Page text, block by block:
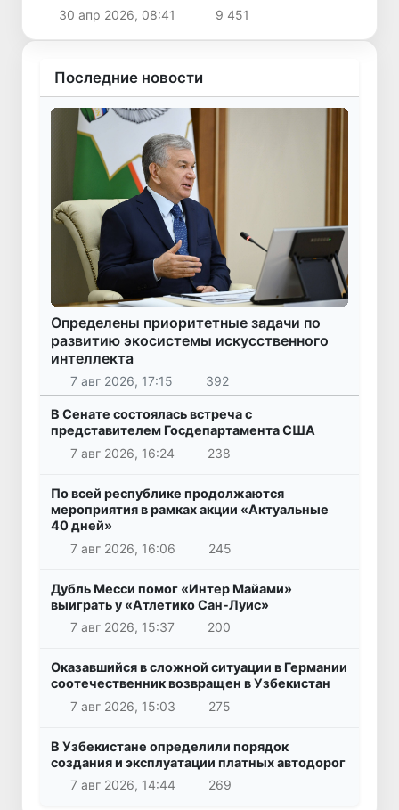
30 апр 2026, 08:41 9 451
Последние новости
Определены приоритетные задачи по
развитию экосистемы искусственного
интеллекта
7 авг 2026, 17:15 392
В Сенате состоялась встреча с
представителем Госдепартамента США
7 авг 2026, 16:24
238
По всей республике продолжаются
мероприятия в рамках акции «Актуальные
40 дней»
7 авг 2026, 16:06
245
Дубль Месси помог «Интер Майами»
выиграть у «Атлетико Сан-Луис»
7 авг 2026, 15:37
200
Оказавшийся в сложной ситуации в Германии
соотечественник возвращен в Узбекистан
7 авг 2026, 15:03
275
В Узбекистане определили порядок
создания и эксплуатации платных автодорог
7 авг 2026, 14:44
269